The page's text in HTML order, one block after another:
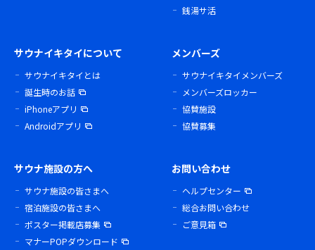
銭湯サ活
サウナイキタイについて
サウナイキタイとは
誕生時のお話
iPhoneアプリ
Androidアプリ
メンバーズ
サウナイキタイメンバーズ
メンバーズロッカー
協賛施設
協賛募集
サウナ施設の方へ
サウナ施設の皆さまへ
宿泊施設の皆さまへ
ポスター掲載店募集
マナーPOPダウンロード
お問い合わせ
ヘルプセンター
総合お問い合わせ
ご意見箱